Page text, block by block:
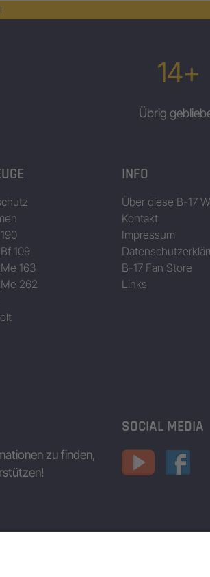
14+
Übrig
109
163
262
INFO
Über diese B-17
Kontakt
Impressum
B-17 Fan Store
Links
zu finden,
SOCIAL MEDIA